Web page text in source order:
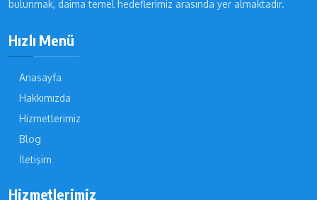
bulunmak, daima temel hedeflerimiz arasında yer almaktadır.
Hızlı Menü
Anasayfa
Hakkımızda
Hizmetlerimiz
Blog
İletişim
Hizmetlerimiz